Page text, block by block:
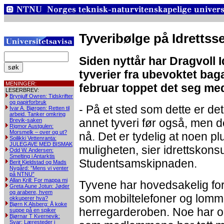
MENINGER:
LESERBREV:
Brynjulf Owren: Tidskrifter
og papirforbruk
Ivar A. Bjørgen: Retten til
arbeid. Tanker omkring
Brevik-saken
Rigmor Austgulen:
Morsmelk – over og ut?
Soilikki Vettenranta:
JULEGAVE MED BISMAK
Odd W. Andersen:
Smelting i Antarktis
Berit Kjeldstad og Mads
Nygård: ”Mens vi venter
på NTNU”
Allan Krill: For mappa mi
Greta Aune Jotun: Jøder
og arabere, hvem
okkuperer hva?
Bjørn K Alsberg: Å koke
suppe på en spiker
Bjørnar T Kvernevik:
Svar: Læresteder i
Tyveribølge på
Siden nyttår har Dragvoll
tyverier fra ubevoktet
februar toppet det seg
- På et sted som dette er
annet tyveri før også, men
nå. Det er tydelig at noen
muligheten, sier
Studentsamskipnaden.
Tyvene har hovedsakelig
som mobiltelefoner og
herregarderoben. Noe har